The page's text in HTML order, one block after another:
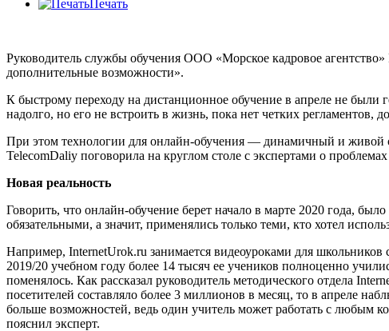
Печать
Руководитель службы обучения ООО «Морское кадровое
дополнительные возможности».
К быстрому переходу на дистанционное обучение в апреле не были
надолго, но его не встроить в жизнь, пока нет четких регламентов,
При этом технологии для онлайн-обучения — динамичный и живой
TelecomDaliy поговорила на круглом столе с экспертами о
Новая реальность
Говорить, что онлайн-обучение берет начало в марте 2020 года,
обязательными, а значит, применялись только теми, кто хотел
Например, InternetUrok.ru занимается видеоуроками для
2019/20 учебном году более 14 тысяч ее учеников полноценно
поменялось. Как рассказал руководитель методического отдела
посетителей составляло более 3 миллионов в месяц, то в апреле
больше возможностей, ведь один учитель может работать с любым
пояснил эксперт.